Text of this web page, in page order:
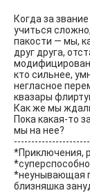
Когда за
учиться
пакости — мы,
друг друга,
кто сильнее,
негласное
квазары
Как же мы
Пока какая-то
мы на нее?
----------------------
*Приключения,
*неунывающая
близняшка